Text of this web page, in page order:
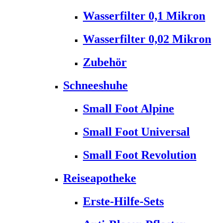
Wasserfilter 0,1 Mikron
Wasserfilter 0,02 Mikron
Zubehör
Schneeshuhe
Small Foot Alpine
Small Foot Universal
Small Foot Revolution
Reiseapotheke
Erste-Hilfe-Sets